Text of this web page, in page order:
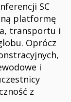
SC
platformę
transportu i
Oprócz
i
z